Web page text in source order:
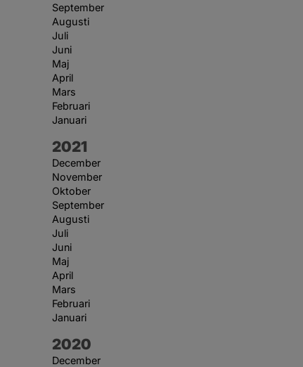
September
Augusti
Juli
Juni
Maj
April
Mars
Februari
Januari
År:
2021
December
November
Oktober
September
Augusti
Juli
Juni
Maj
April
Mars
Februari
Januari
År:
2020
December